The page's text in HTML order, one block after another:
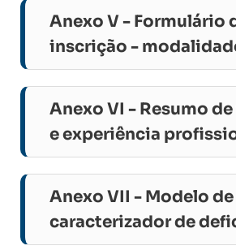
Anexo V - Formulário
inscrição -
Anexo VI - Resumo
e experiência
Anexo VII - Modelo
caracterizador de